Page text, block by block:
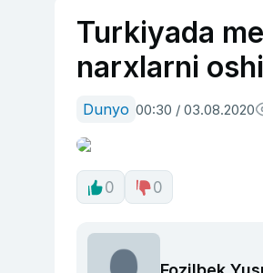
Turkiyada
narxlarni
Dunyo 00:30 / 03.08.2020
0 0